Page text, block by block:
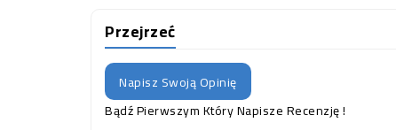
Przejrzeć
Napisz Swoją Opinię
Bądź Pierwszym Który Napisze Recenzję !